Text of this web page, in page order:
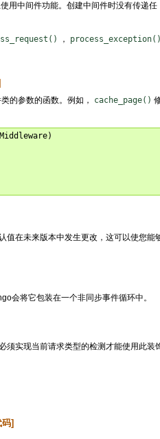
用中间件功能。创建中间件时没有传递任
，
process_exception()
的参数的函数。例如， cache_page()
)
值在未来版本中发生更改，这可以使您能
会将它包装在一个非同步事件循环中。
须实现当前请求类型的检测才能使用此装
]